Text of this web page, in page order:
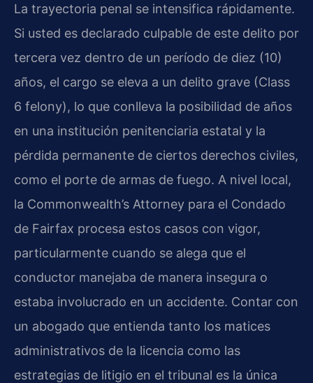
La trayectoria penal se intensifica rápidamente.
Si usted es declarado culpable de este delito por
tercera vez dentro de un período de diez (10)
años, el cargo se eleva a un delito grave (Class
6 felony), lo que conlleva la posibilidad de años
en una institución penitenciaria estatal y la
pérdida permanente de ciertos derechos civiles,
como el porte de armas de fuego. A nivel local,
la Commonwealth’s Attorney para el Condado
de Fairfax procesa estos casos con vigor,
particularmente cuando se alega que el
conductor manejaba de manera insegura o
estaba involucrado en un accidente. Contar con
un abogado que entienda tanto los matices
administrativos de la licencia como las
estrategias de litigio en el tribunal es la única